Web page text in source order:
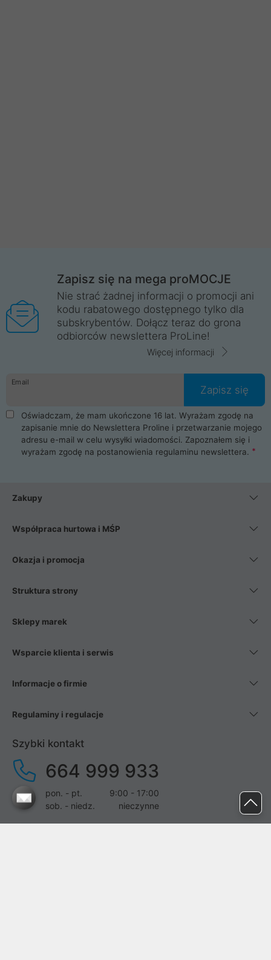
Zapisz się na mega proMOCJE
Nie strać żadnej informacji o promocji ani
kodu rabatowego dostępnego tylko dla
subskrybentów. Dołącz teraz do grona
odbiorców newslettera ProLine!
Więcej informacji
Email
Zapisz się
Oświadczam, że mam ukończone 16 lat. Wyrażam zgodę na
zapisanie mnie do Newslettera Proline i przetwarzanie mojego
adresu e-mail w celu wysyłki wiadomości. Zapoznałem się i
wyrażam zgodę na postanowienia regulaminu newslettera.
Zakupy
Współpraca hurtowa i MŚP
Okazja i promocja
Struktura strony
Sklepy marek
Wsparcie klienta i serwis
Informacje o firmie
Regulaminy i regulacje
Szybki kontakt
664 999 933
pon. - pt.
9:00 - 17:00
sob. - niedz.
nieczynne